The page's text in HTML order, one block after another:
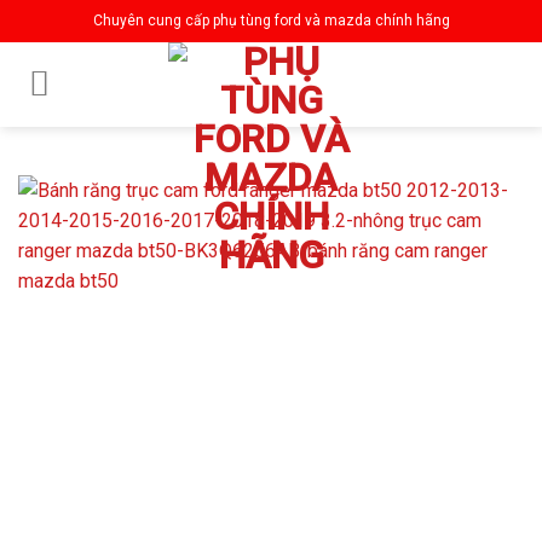
to
content
Chuyên cung cấp phụ tùng ford và mazda chính hãng